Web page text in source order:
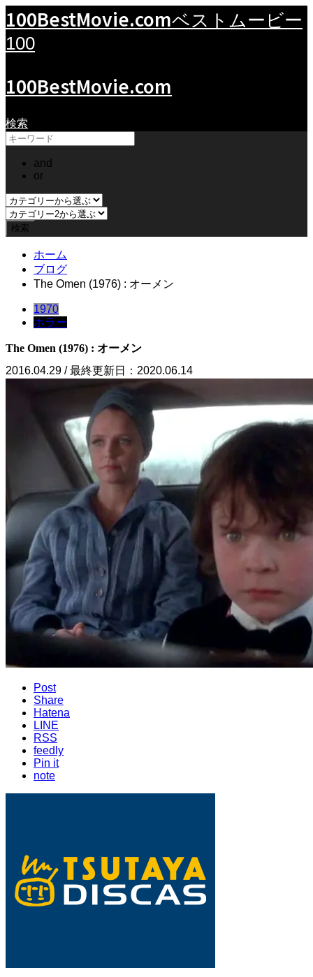
100BestMovie.comベストムービー
100
100BestMovie.com
検索
and
or
ホーム
ブログ
The Omen (1976) : オーメン
1970
ホラー
The Omen (1976) : オーメン
2016.04.29 / 最終更新日：2020.06.14
Post
Share
Hatena
LINE
RSS
feedly
Pin it
note